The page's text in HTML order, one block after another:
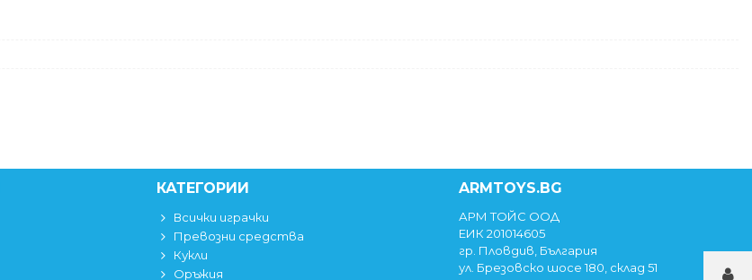
КАТЕГОРИИ
Всички играчки
Превозни средства
Кукли
Оръжия
ARMTOYS.BG
АРМ ТОЙС ООД
ЕИК 201014605
гр. Пловдив, България
ул. Брезовско шосе 180, склад 51